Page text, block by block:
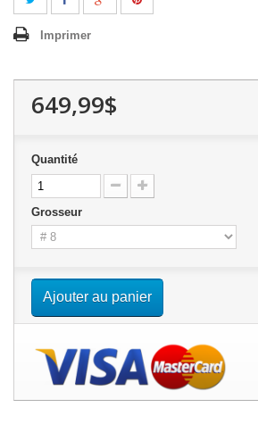
Imprimer
649,99$
Quantité
Grosseur
Ajouter au panier